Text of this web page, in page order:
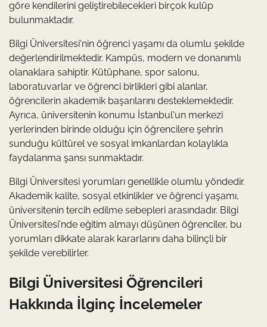
göre kendilerini geliştirebilecekleri birçok kulüp
bulunmaktadır.
Bilgi Üniversitesi'nin öğrenci yaşamı da olumlu şekilde
değerlendirilmektedir. Kampüs, modern ve donanımlı
olanaklara sahiptir. Kütüphane, spor salonu,
laboratuvarlar ve öğrenci birlikleri gibi alanlar,
öğrencilerin akademik başarılarını desteklemektedir.
Ayrıca, üniversitenin konumu İstanbul'un merkezi
yerlerinden birinde olduğu için öğrencilere şehrin
sunduğu kültürel ve sosyal imkanlardan kolaylıkla
faydalanma şansı sunmaktadır.
Bilgi Üniversitesi yorumları genellikle olumlu yöndedir.
Akademik kalite, sosyal etkinlikler ve öğrenci yaşamı,
üniversitenin tercih edilme sebepleri arasındadır. Bilgi
Üniversitesi'nde eğitim almayı düşünen öğrenciler, bu
yorumları dikkate alarak kararlarını daha bilinçli bir
şekilde verebilirler.
Bilgi Üniversitesi Öğrencileri
Hakkında İlginç İncelemeler